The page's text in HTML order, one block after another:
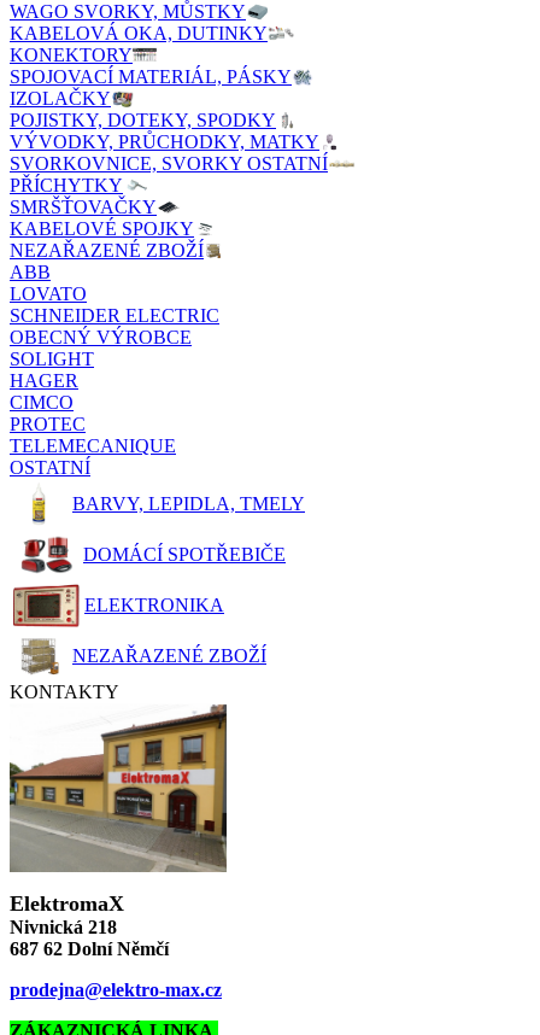
WAGO SVORKY, MŮSTKY
KABELOVÁ OKA, DUTINKY
KONEKTORY
SPOJOVACÍ MATERIÁL, PÁSKY
IZOLAČKY
POJISTKY, DOTEKY, SPODKY
VÝVODKY, PRŮCHODKY, MATKY
SVORKOVNICE, SVORKY OSTATNÍ
PŘÍCHYTKY
SMRŠŤOVAČKY
KABELOVÉ SPOJKY
NEZAŘAZENÉ ZBOŽÍ
ABB
LOVATO
SCHNEIDER ELECTRIC
OBECNÝ VÝROBCE
SOLIGHT
HAGER
CIMCO
PROTEC
TELEMECANIQUE
OSTATNÍ
BARVY, LEPIDLA, TMELY
DOMÁCÍ SPOTŘEBIČE
ELEKTRONIKA
NEZAŘAZENÉ ZBOŽÍ
KONTAKTY
ElektromaX
Nivnická 218
687 62 Dolní Němčí
prodejna@elektro-max.cz
ZÁKAZNICKÁ LINKA